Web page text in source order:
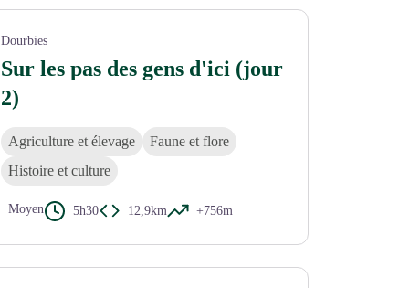
Dourbies
Sur les pas des gens d'ici (jour
2)
Agriculture et élevage
Faune et flore
Histoire et culture
Moyen 5h30 12,9km +756m